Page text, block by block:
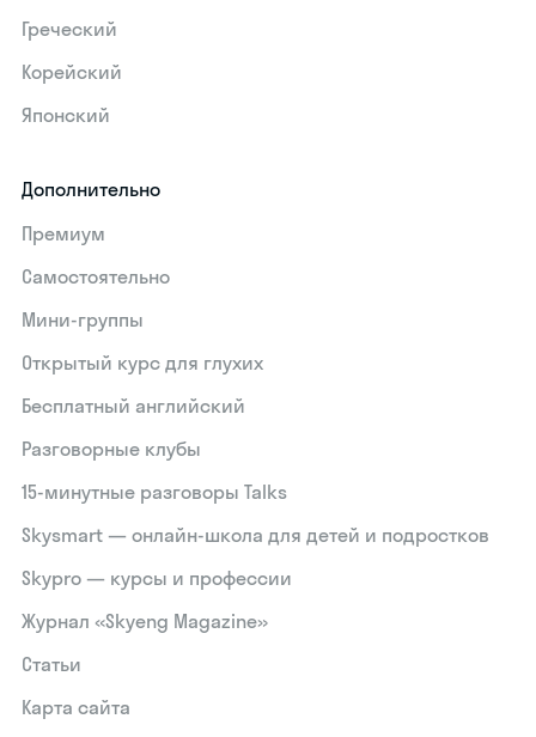
Греческий
Корейский
Японский
Дополнительно
Премиум
Самостоятельно
Мини-группы
Открытый курс для глухих
Бесплатный английский
Разговорные клубы
15‑минутные разговоры Talks
Skysmart — онлайн-школа для детей и подростков
Skypro — курсы и профессии
Журнал «Skyeng Magazine»
Статьи
Карта сайта